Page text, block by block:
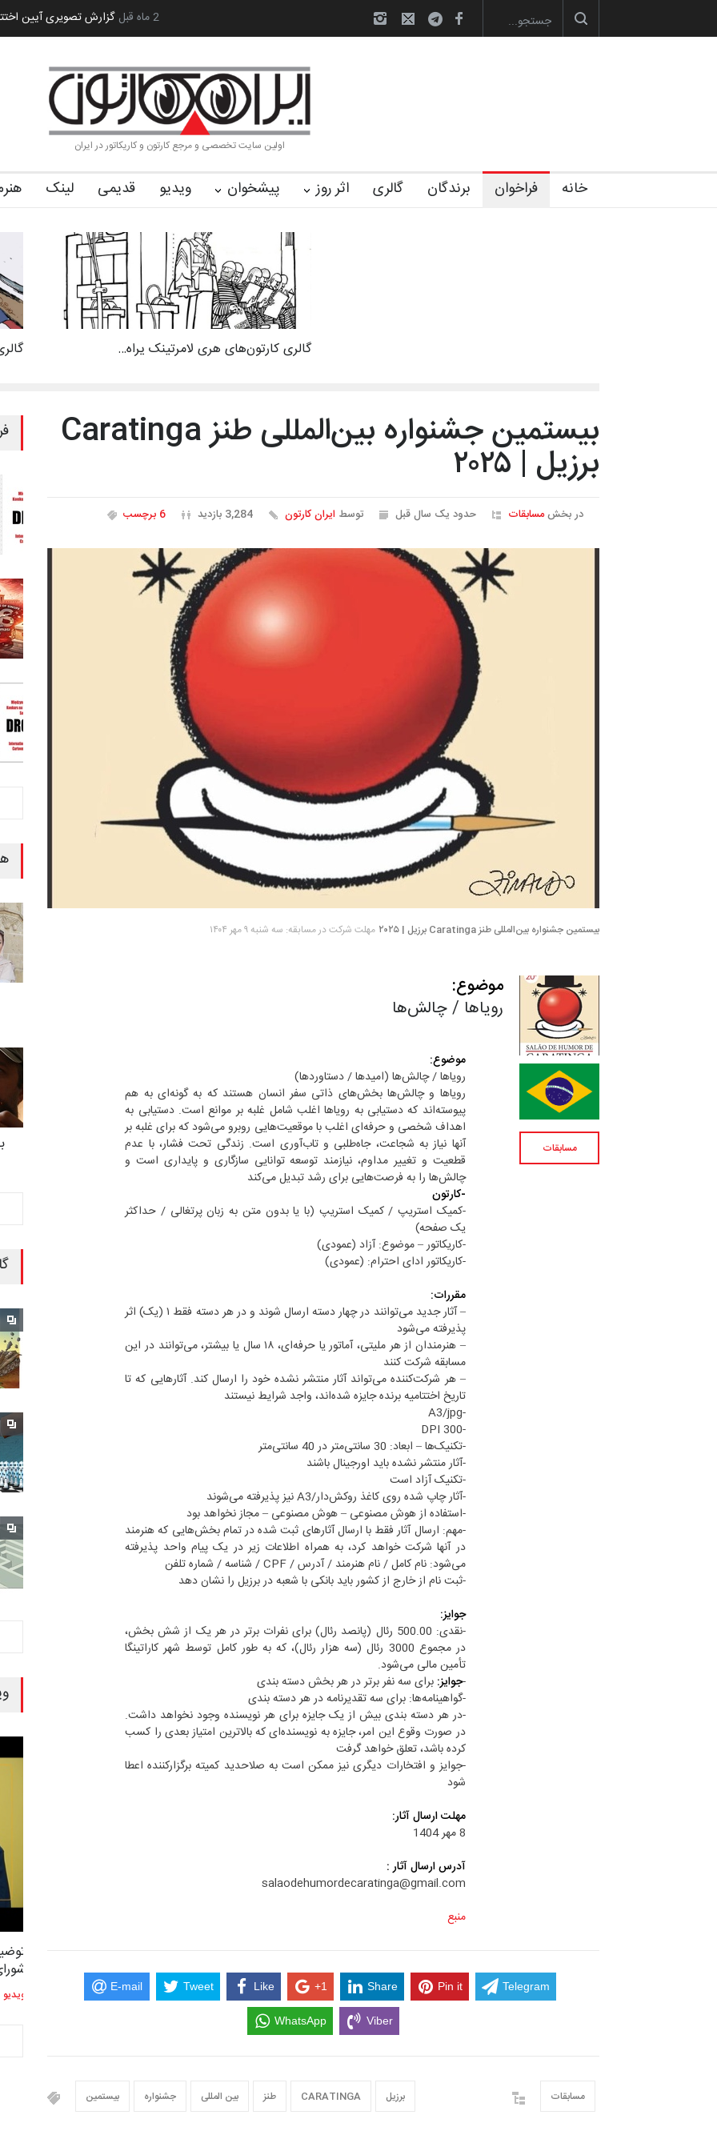
به یاد اردوغان باشول رویداد کارگاهی کارتون و پوستر «ایران سربلند»… آغاز دوره‌های تخصصی فصل تابستان 1405 خانه کا… 2 ماه قبل
اولین سایت تخصصی و مرجع کارتون و کاریکاتور در ایران
خانه فراخوان برندگان گالری اثر روز پیشخوان ویدیو قدیمی لینک
گالری کارتون‌های هری لامرتینک یراه…
بیستمین جشنواره بین‌المللی طنز Caratinga
برزیل | ۲۰۲۵
در بخشمسابقات حدود یک سال قبل توسط ایران کارتون 3,284 بازدید 6 برچسب
بیستمین جشنواره بین‌المللی طنز Caratinga برزیل | ۲۰۲۵ مهلت شرکت در مسابقه: سه شنبه ۹ مهر ۱۴۰۴
موضوع:
رویاها / چالش‌ها
موضوع:
رویاها / چالش‌ها (امیدها / دستاوردها)
رویاها و چالش‌ها بخش‌های ذاتی سفر انسان هستند که به گونه‌ای به هم
پیوسته‌اند که دستیابی به رویاها اغلب شامل غلبه بر موانع است. دستیابی به
اهداف شخصی و حرفه‌ای اغلب با موقعیت‌هایی روبرو می‌شود که برای غلبه بر
آنها نیاز به شجاعت، جاه‌طلبی و تاب‌آوری است. زندگی تحت فشار، با عدم
قطعیت و تغییر مداوم، نیازمند توسعه توانایی سازگاری و پایداری است و
چالش‌ها را به فرصت‌هایی برای رشد تبدیل می‌کند
-کارتون
-کمیک استریپ / کمیک استریپ (با یا بدون متن به زبان پرتغالی / حداکثر
یک صفحه)
-کاریکاتور – موضوع: آزاد (عمودی)
-کاریکاتور ادای احترام: (عمودی)
مقررات:
– آثار جدید می‌توانند در چهار دسته ارسال شوند و در هر دسته فقط ۱ (یک) اثر
پذیرفته می‌شود
– هنرمندان از هر ملیتی، آماتور یا حرفه‌ای، ۱۸ سال یا بیشتر، می‌توانند در این
مسابقه شرکت کنند
– هر شرکت‌کننده می‌تواند آثار منتشر نشده خود را ارسال کند. آثارهایی که تا
تاریخ اختتامیه برنده جایزه شده‌اند، واجد شرایط نیستند
-A3/jpg
-300 DPI
-تکنیک‌ها – ابعاد: 30 سانتی‌متر در 40 سانتی‌متر
-آثار منتشر نشده باید اورجینال باشند
-تکنیک آزاد است
-آثار چاپ شده روی کاغذ روکش‌دار/A3 نیز پذیرفته می‌شوند
-استفاده از هوش مصنوعی – هوش مصنوعی – مجاز نخواهد بود
-مهم: ارسال آثار فقط با ارسال آثارهای ثبت شده در تمام بخش‌هایی که هنرمند
در آنها شرکت خواهد کرد، به همراه اطلاعات زیر در یک پیام واحد پذیرفته
می‌شود: نام کامل / نام هنرمند / آدرس / CPF / شناسه / شماره تلفن
-ثبت نام از خارج از کشور باید بانکی با شعبه در برزیل را نشان دهد
جوايز:
-نقدی: 500.00 رئال (پانصد رئال) برای نفرات برتر در هر یک از شش بخش،
در مجموع 3000 رئال (سه هزار رئال)، که به طور کامل توسط شهر کاراتینگا
تأمین مالی می‌شود.
-جوایز: برای سه نفر برتر در هر بخش دسته بندی
-گواهینامه‌ها: برای سه تقدیرنامه در هر دسته بندی
-در هر دسته بندی بیش از یک جایزه برای هر نویسنده وجود نخواهد داشت.
در صورت وقوع این امر، جایزه به نویسنده‌ای که بالاترین امتیاز بعدی را کسب
کرده باشد، تعلق خواهد گرفت
-جوایز و افتخارات دیگری نیز ممکن است به صلاحدید کمیته برگزارکننده اعطا
شود
مهلت ارسال آثار:
8 مهر 1404
آدرس ارسال آثار :
salaodehumordecaratinga@gmail.com
منبع
مسابقات
E-mail Tweet Like +1 Share Pin it Telegram
WhatsApp Viber
بیستمین جشنواره بین المللی طنز CARATINGA برزیل مسابقات
ویدیو
شورای هنری…
ویدیو